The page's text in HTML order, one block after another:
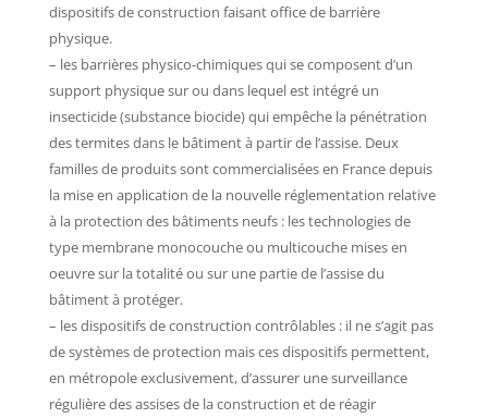
dispositifs de construction faisant office de barrière
physique.
– les barrières physico-chimiques qui se composent d’un
support physique sur ou dans lequel est intégré un
insecticide (substance biocide) qui empêche la pénétration
des termites dans le bâtiment à partir de l’assise. Deux
familles de produits sont commercialisées en France depuis
la mise en application de la nouvelle réglementation relative
à la protection des bâtiments neufs : les technologies de
type membrane monocouche ou multicouche mises en
oeuvre sur la totalité ou sur une partie de l’assise du
bâtiment à protéger.
– les dispositifs de construction contrôlables : il ne s’agit pas
de systèmes de protection mais ces dispositifs permettent,
en métropole exclusivement, d’assurer une surveillance
régulière des assises de la construction et de réagir